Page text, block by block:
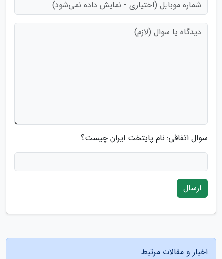
سوال اتفاقی: نام پایتخت ایران چیست؟
ارسال
اخبار و مقالات مرتبط